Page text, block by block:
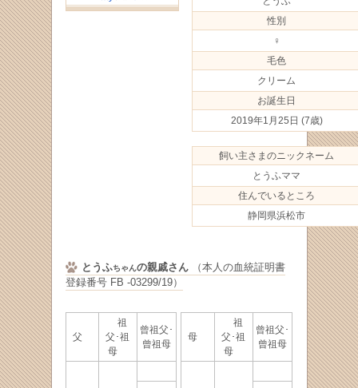
性別
♀
毛色
クリーム
お誕生日
2019年1月25日 (7歳)
飼い主さまのニックネーム
とうふママ
住んでいるところ
静岡県浜松市
とうふちゃんの親戚さん（本人の血統証明書
登録番号 FB -03299/19）
父
祖
父･祖
母
曾祖父･
曾祖母
母
祖
父･祖
母
曾祖父･
曾祖母